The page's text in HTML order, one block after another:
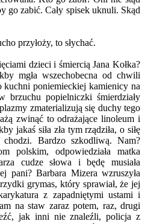
go zabić. Cały spisek uknuli. Skąd
przyłoży, to słychać.
dzieci i śmiercią Jana Kołka?
mgła wszechobecna od chwili
kuchni poniemieckiej kamienicy na
brzuchu popielniczki śmierdziały
zmaterializują się duchy tego
zwinąć to odrażające linoleum i
jakaś siła zła tym rządziła, o siłę
Bardzo szkodliwą. Nam?
polskim, odpowiedziała matka
cudze słowa i będę musiała
pani? Barbara Mizera wzruszyła
grymas, który sprawiał, że jej
z zapadniętymi ustami i
na staw zaraz potem, raz, drugi
jak inni nie znaleźli, policja z